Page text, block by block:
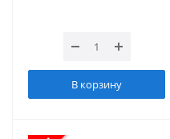
В корзину